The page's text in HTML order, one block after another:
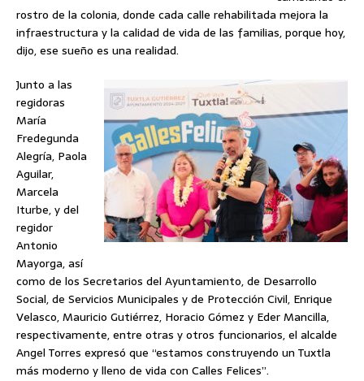
rostro de la colonia, donde cada calle rehabilitada mejora la
infraestructura y la calidad de vida de las familias, porque hoy,
dijo, ese sueño es una realidad.
Junto a las
regidoras
María
Fredegunda
Alegría, Paola
Aguilar,
Marcela
Iturbe, y del
regidor
Antonio
Mayorga, así
como de los Secretarios del Ayuntamiento, de Desarrollo
Social, de Servicios Municipales y de Protección Civil, Enrique
Velasco, Mauricio Gutiérrez, Horacio Gómez y Eder Mancilla,
respectivamente, entre otras y otros funcionarios, el alcalde
Angel Torres expresó que “estamos construyendo un Tuxtla
más moderno y lleno de vida con Calles Felices”.